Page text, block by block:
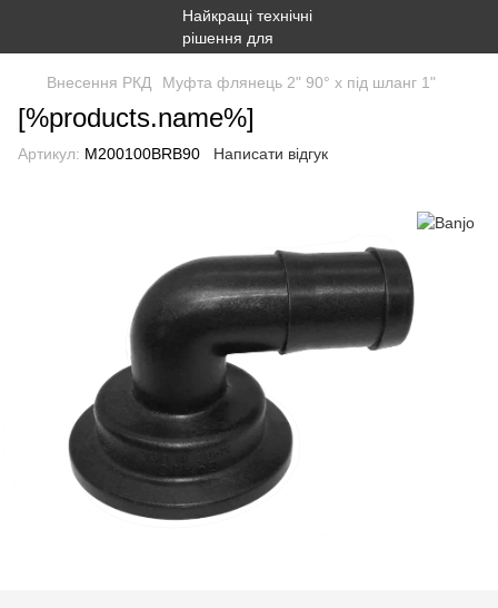
Внесення РКД Муфта флянець 2" 90° x під шланг 1"
[%products.name%]
Артикул: M200100BRB90 Написати відгук